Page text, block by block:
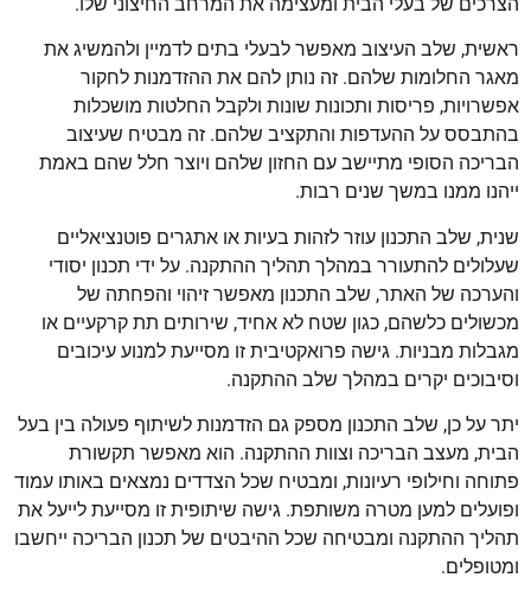
ראשית, שלב העיצוב מאפשר לבעלי בתים לדמיין ולהמשיג את
מאגר החלומות שלהם. זה נותן להם את ההזדמנות לחקור
אפשרויות, פריסות ותכונות שונות ולקבל החלטות מושכלות
בהתבסס על ההעדפות והתקציב שלהם. זה מבטיח שעיצוב
הבריכה הסופי מתיישב עם החזון שלהם ויוצר חלל שהם באמת
ייהנו ממנו במשך שנים רבות.
שנית, שלב התכנון עוזר לזהות בעיות או אתגרים פוטנציאליים
שעלולים להתעורר במהלך תהליך ההתקנה. על ידי תכנון יסודי
והערכה של האתר, שלב התכנון מאפשר זיהוי והפחתה של
מכשולים כלשהם, כגון שטח לא אחיד, שירותים תת קרקעיים או
מגבלות מבניות. גישה פרואקטיבית זו מסייעת למנוע עיכובים
וסיבוכים יקרים במהלך שלב ההתקנה.
יתר על כן, שלב התכנון מספק גם הזדמנות לשיתוף פעולה בין בעל
הבית, מעצב הבריכה וצוות ההתקנה. הוא מאפשר תקשורת
פתוחה וחילופי רעיונות, ומבטיח שכל הצדדים נמצאים באותו עמוד
ופועלים למען מטרה משותפת. גישה שיתופית זו מסייעת לייעל את
תהליך ההתקנה ומבטיחה שכל ההיבטים של תכנון הבריכה ייחשבו
ומטופלים.